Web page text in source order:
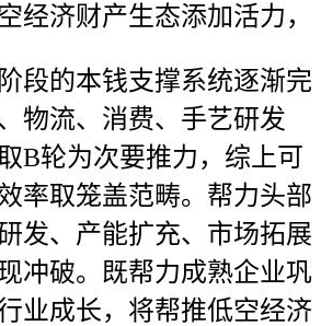
经济财产生态添加活力，
的本钱支撑系统逐渐完
物流、消费、手艺研发
B轮为次要推力，综上可
率取笼盖范畴。帮力头部
发、产能扩充、市场拓展
冲破。既帮力成熟企业巩
业成长，将帮推低空经济